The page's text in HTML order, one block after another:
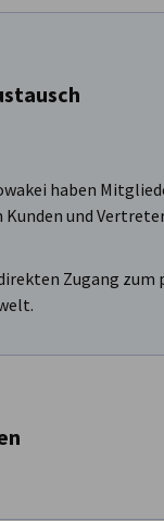
haben
und
Zugang